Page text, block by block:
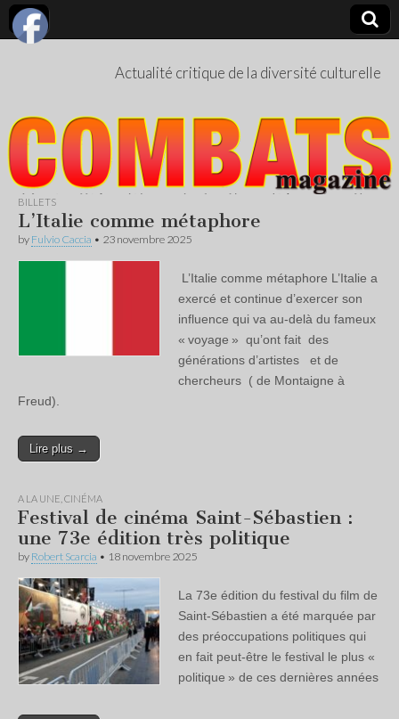
Actualité critique de la diversité culturelle
BILLETS
L’Italie comme métaphore
by Fulvio Caccia • 23 novembre 2025
L’Italie comme métaphore L’Italie a
exercé et continue d’exercer son
influence qui va au-delà du fameux
« voyage » qu’ont fait des
générations d’artistes et de
chercheurs ( de Montaigne à
Freud).
Lire plus →
A LA UNE CINÉMA
Festival de cinéma Saint-Sébastien :
une 73e édition très politique
by Robert Scarcia • 18 novembre 2025
La 73e édition du festival du film de
Saint-Sébastien a été marquée par
des préoccupations politiques qui
en fait peut-être le festival le plus «
politique » de ces dernières années